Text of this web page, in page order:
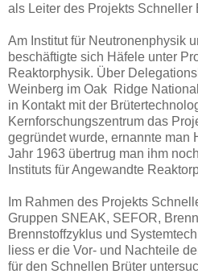
als Leiter des Projekts Schneller
Am Institut für Neutronenphysik
beschäftigte sich Häfele unter
Reaktorphysik. Über
Weinberg im Oak Ridge
in Kontakt mit der
Kernforschungszentrum das
gegründet wurde, ernannte man
Jahr 1963 übertrug man ihm
Instituts für Angewandte
Im Rahmen des Projekts
Gruppen SNEAK, SEFOR,
Brennstoffzyklus und
liess er die Vor- und Nachteile
für den Schnellen Brüter